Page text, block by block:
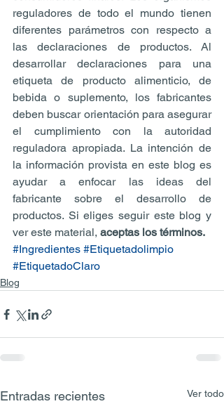
reguladores de todo el mundo tienen
diferentes parámetros con respecto a
las declaraciones de productos. Al
desarrollar declaraciones para una
etiqueta de producto alimenticio, de
bebida o suplemento, los fabricantes
deben buscar orientación para asegurar
el cumplimiento con la autoridad
reguladora apropiada. La intención de
la información provista en este blog es
ayudar a enfocar las ideas del
fabricante sobre el desarrollo de
productos. Si eliges seguir este blog y
ver este material, aceptas los términos.
#Ingredientes #Etiquetadolimpio
#EtiquetadoClaro
Blog
Entradas recientes Ver todo